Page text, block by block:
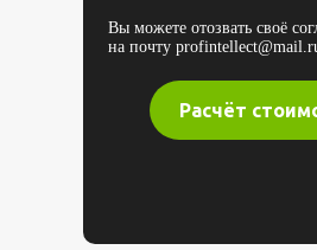
Вы можете отозвать своё
на почту
Расчёт